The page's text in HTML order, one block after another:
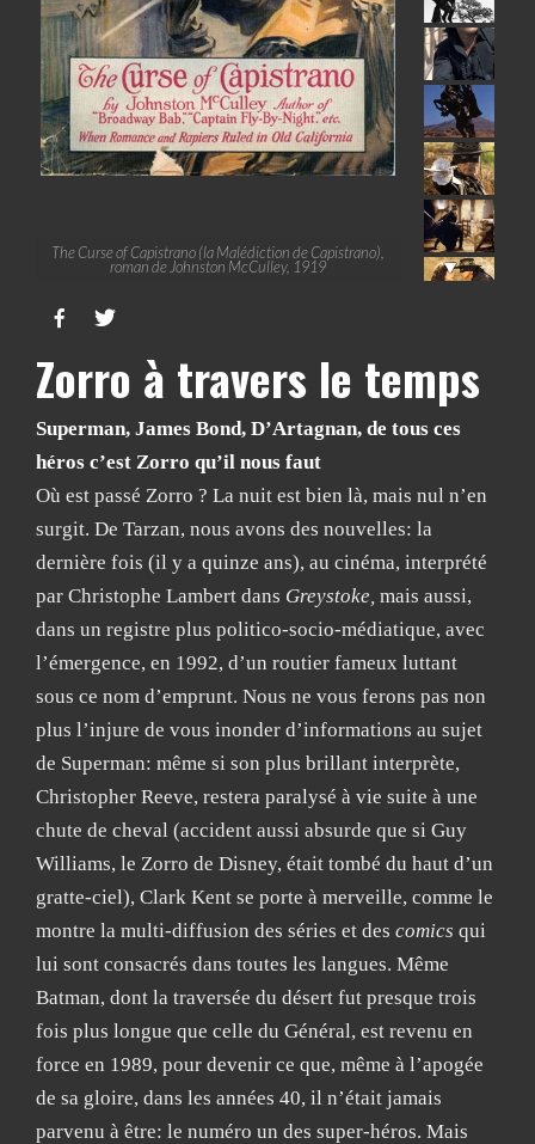
The Curse of Capistrano (la Malédiction de Capistrano),
roman de Johnston McCulley, 1919
 
Zorro à travers le temps
Superman, James Bond, D’Artagnan, de tous ces
héros c’est Zorro qu’il nous faut
Où est passé Zorro ? La nuit est bien là, mais nul n’en
surgit. De Tarzan, nous avons des nouvelles: la
dernière fois (il y a quinze ans), au cinéma, interprété
par Christophe Lambert dans Greystoke, mais aussi,
dans un registre plus politico-socio-médiatique, avec
l’émergence, en 1992, d’un routier fameux luttant
sous ce nom d’emprunt. Nous ne vous ferons pas non
plus l’injure de vous inonder d’informations au sujet
de Superman: même si son plus brillant interprète,
Christopher Reeve, restera paralysé à vie suite à une
chute de cheval (accident aussi absurde que si Guy
Williams, le Zorro de Disney, était tombé du haut d’un
gratte-ciel), Clark Kent se porte à merveille, comme le
montre la multi-diffusion des séries et des comics qui
lui sont consacrés dans toutes les langues. Même
Batman, dont la traversée du désert fut presque trois
fois plus longue que celle du Général, est revenu en
force en 1989, pour devenir ce que, même à l’apogée
de sa gloire, dans les années 40, il n’était jamais
parvenu à être: le numéro un des super-héros. Mais